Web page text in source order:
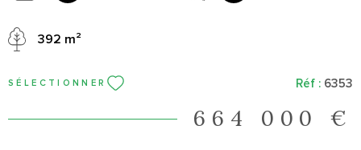
392 m²
SÉLECTIONNER Réf : 6353
664 000 €